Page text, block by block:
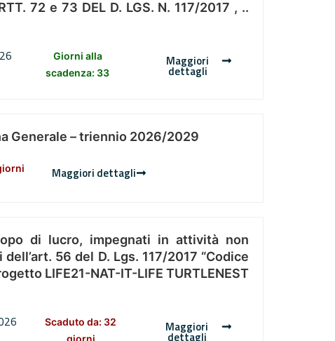
72 e 73 DEL D. LGS. N. 117/2017 , ..
Giorni alla
scadenza: 33
Maggiori
dettagli
Generale – triennio 2026/2029
Maggiori dettagli
di lucro, impegnati in attività non
56 del D. Lgs. 117/2017 “Codice
LIFE21-NAT-IT-LIFE TURTLENEST
Scaduto da: 32
giorni
Maggiori
dettagli